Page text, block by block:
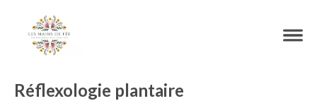
Réflexologie plantaire